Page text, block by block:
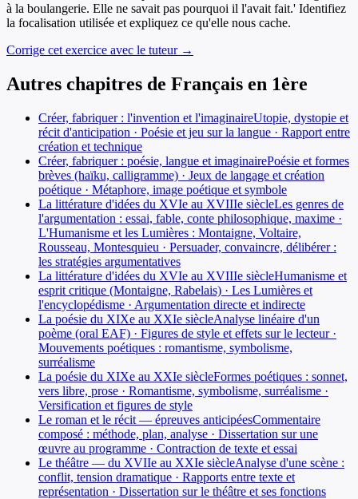
à la boulangerie. Elle ne savait pas pourquoi il l'avait fait.' Identifiez
la focalisation utilisée et expliquez ce qu'elle nous cache.
Corrige cet exercice avec le tuteur →
Autres chapitres de Français en 1ère
Créer, fabriquer : l'invention et l'imaginaireUtopie, dystopie et
récit d'anticipation · Poésie et jeu sur la langue · Rapport entre
création et technique
Créer, fabriquer : poésie, langue et imaginairePoésie et formes
brèves (haïku, calligramme) · Jeux de langage et création
poétique · Métaphore, image poétique et symbole
La littérature d'idées du XVIe au XVIIIe siècleLes genres de
l'argumentation : essai, fable, conte philosophique, maxime ·
L'Humanisme et les Lumières : Montaigne, Voltaire,
Rousseau, Montesquieu · Persuader, convaincre, délibérer :
les stratégies argumentatives
La littérature d'idées du XVIe au XVIIIe siècleHumanisme et
esprit critique (Montaigne, Rabelais) · Les Lumières et
l'encyclopédisme · Argumentation directe et indirecte
La poésie du XIXe au XXIe siècleAnalyse linéaire d'un
poème (oral EAF) · Figures de style et effets sur le lecteur ·
Mouvements poétiques : romantisme, symbolisme,
surréalisme
La poésie du XIXe au XXIe siècleFormes poétiques : sonnet,
vers libre, prose · Romantisme, symbolisme, surréalisme ·
Versification et figures de style
Le roman et le récit — épreuves anticipéesCommentaire
composé : méthode, plan, analyse · Dissertation sur une
œuvre au programme · Contraction de texte et essai
Le théâtre — du XVIIe au XXIe siècleAnalyse d'une scène :
conflit, tension dramatique · Rapports entre texte et
représentation · Dissertation sur le théâtre et ses fonctions